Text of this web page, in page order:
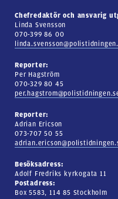
Chefredaktör och ansvarig
Linda Svensson
070-399 86 00
Reporter:
Per Hagström
070-329 80 45
Reporter:
Adrian Ericson
073-707 50 55
Besöksadress:
Adolf Fredriks kyrkogata 11
Postadress:
Box 5583, 114 85 Stockholm